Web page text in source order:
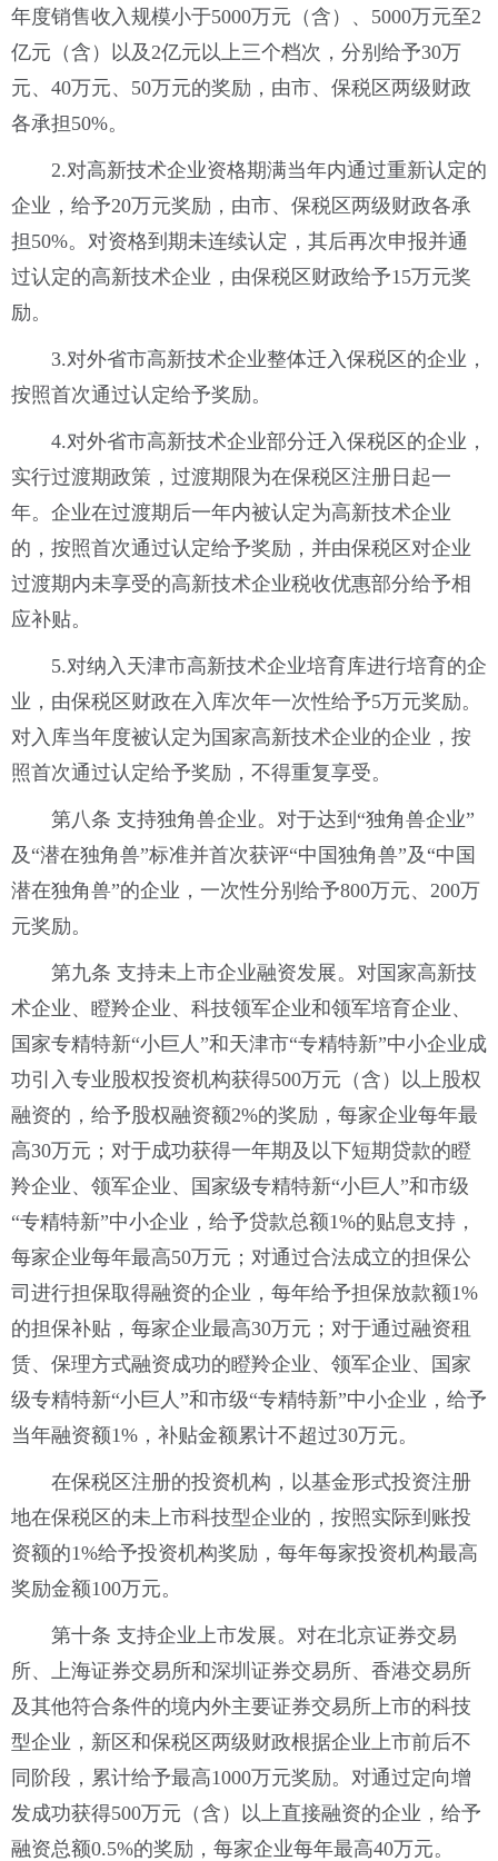
年度销售收入规模小于5000万元（含）、5000万元至2
亿元（含）以及2亿元以上三个档次，分别给予30万
元、40万元、50万元的奖励，由市、保税区两级财政
各承担50%。
2.对高新技术企业资格期满当年内通过重新认定的
企业，给予20万元奖励，由市、保税区两级财政各承
担50%。对资格到期未连续认定，其后再次申报并通
过认定的高新技术企业，由保税区财政给予15万元奖
励。
3.对外省市高新技术企业整体迁入保税区的企业，
按照首次通过认定给予奖励。
4.对外省市高新技术企业部分迁入保税区的企业，
实行过渡期政策，过渡期限为在保税区注册日起一
年。企业在过渡期后一年内被认定为高新技术企业
的，按照首次通过认定给予奖励，并由保税区对企业
过渡期内未享受的高新技术企业税收优惠部分给予相
应补贴。
5.对纳入天津市高新技术企业培育库进行培育的企
业，由保税区财政在入库次年一次性给予5万元奖励。
对入库当年度被认定为国家高新技术企业的企业，按
照首次通过认定给予奖励，不得重复享受。
第八条 支持独角兽企业。对于达到“独角兽企业”
及“潜在独角兽”标准并首次获评“中国独角兽”及“中国
潜在独角兽”的企业，一次性分别给予800万元、200万
元奖励。
第九条 支持未上市企业融资发展。对国家高新技
术企业、瞪羚企业、科技领军企业和领军培育企业、
国家专精特新“小巨人”和天津市“专精特新”中小企业成
功引入专业股权投资机构获得500万元（含）以上股权
融资的，给予股权融资额2%的奖励，每家企业每年最
高30万元；对于成功获得一年期及以下短期贷款的瞪
羚企业、领军企业、国家级专精特新“小巨人”和市级
“专精特新”中小企业，给予贷款总额1%的贴息支持，
每家企业每年最高50万元；对通过合法成立的担保公
司进行担保取得融资的企业，每年给予担保放款额1%
的担保补贴，每家企业最高30万元；对于通过融资租
赁、保理方式融资成功的瞪羚企业、领军企业、国家
级专精特新“小巨人”和市级“专精特新”中小企业，给予
当年融资额1%，补贴金额累计不超过30万元。
在保税区注册的投资机构，以基金形式投资注册
地在保税区的未上市科技型企业的，按照实际到账投
资额的1%给予投资机构奖励，每年每家投资机构最高
奖励金额100万元。
第十条 支持企业上市发展。对在北京证券交易
所、上海证券交易所和深圳证券交易所、香港交易所
及其他符合条件的境内外主要证券交易所上市的科技
型企业，新区和保税区两级财政根据企业上市前后不
同阶段，累计给予最高1000万元奖励。对通过定向增
发成功获得500万元（含）以上直接融资的企业，给予
融资总额0.5%的奖励，每家企业每年最高40万元。